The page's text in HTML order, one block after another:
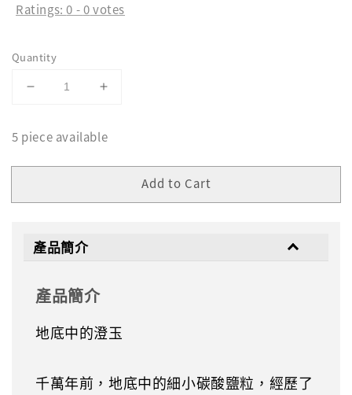
Ratings:0 -0votes
Quantity
5 piece available
Add to Cart
產品簡介
產品簡介
地底中的澄玉
千萬年前，地底中的細小碳酸鹽粒，經歷了